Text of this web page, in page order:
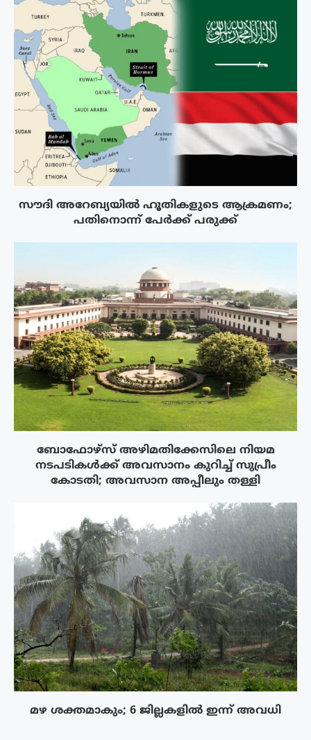
സൗദി അറേബ്യയിൽ ഹൂതികളുടെ ആക്രമണം;
പതിനൊന്ന് പേർക്ക് പരുക്ക്
ബോഫോഴ്‌സ് അഴിമതിക്കേസിലെ നിയമ
നടപടികൾക്ക് അവസാനം കുറിച്ച് സുപ്രീം
കോടതി; അവസാന അപ്പീലും തള്ളി
മഴ ശക്തമാകും; 6 ജില്ലകളിൽ ഇന്ന് അവധി